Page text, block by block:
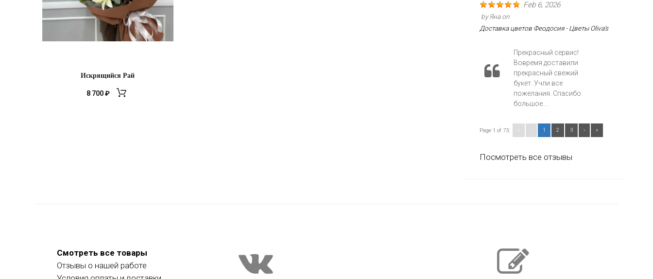
Искрящийся Рай
8 700₽
Feb 6, 2026
byЯнаon
Доставка цветов Феодосия - Цветы Oliva's
Прекрасный сервис!
Вовремя доставили
прекрасный свежий
букет. Учли все
пожелания. Спасибо
большое...
Page 1 of 73: 1 2 3 › »
Посмотреть все отзывы
Смотреть все товары
Отзывы о нашей работе